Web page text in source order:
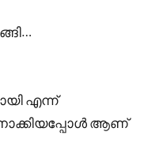
എന്ന്
ആണ്